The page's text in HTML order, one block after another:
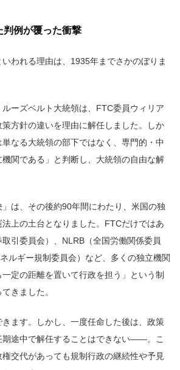
判例が覆った衝撃
われる理由は、1935年までさかのぼりま
ーズベルト大統領は、FTC委員ウィリア
方針の違いを理由に解任しました。しか
なる大統領の部下ではなく、専門的・中
関である」と判断し、大統領の自由な解
は、その後約90年間にわたり、米国の独
上の土台となりました。FTCだけではあ
引委員会）、NLRB（全国労働関係委員
ルギー規制委員会）など、多くの独立機関
定の距離を置いて行政を担う」という制
きました。
ます。しかし、一度任命した後は、政策
期途中で解任することはできない――。こ
交代があっても規制行政の継続性や予見